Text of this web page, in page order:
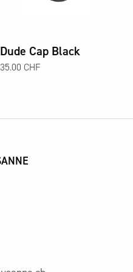
Dude Cap Black
35.00 CHF